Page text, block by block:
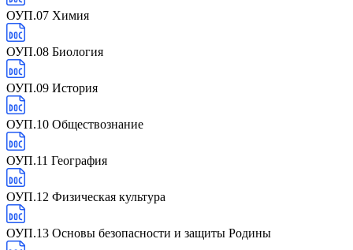
ОУП.07 Химия
ОУП.08 Биология
ОУП.09 История
ОУП.10 Обществознание
ОУП.11 География
ОУП.12 Физическая культура
ОУП.13 Основы безопасности и защиты Родины